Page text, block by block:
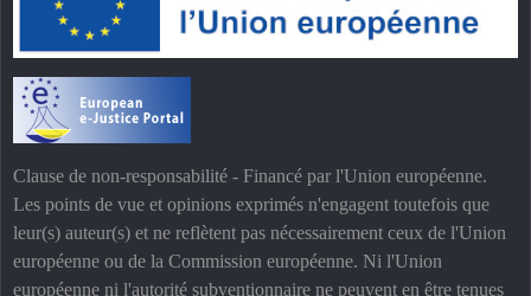
Clause de non-responsabilité - Financé par l'Union européenne.
Les points de vue et opinions exprimés n'engagent toutefois que
leur(s) auteur(s) et ne reflètent pas nécessairement ceux de l'Union
européenne ou de la Commission européenne. Ni l'Union
européenne ni l'autorité subventionnaire ne peuvent en être tenues